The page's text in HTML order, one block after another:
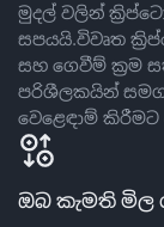
මුදල් වලින්
සපයයි.විවෘත
සහ ගෙවීම් ක්‍රම
පරිශීලකයින්
වෙළෙඳාම් කිරීමට
ඔබ කැමති මිල